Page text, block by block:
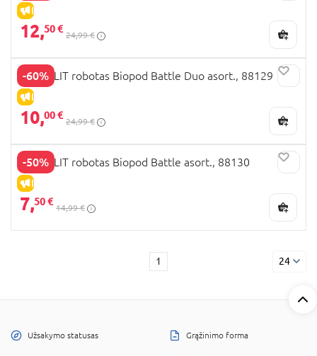
IŠPARDAVIMAS
12,50 €
24,99 €
-60%
IŠPARDAVIMAS
SILVERLIT robotas Biopod Battle Duo asort., 88129
10,00 €
24,99 €
-50%
IŠPARDAVIMAS
SILVERLIT robotas Biopod Battle asort., 88130
7,50 €
14,99 €
1 24
Užsakymo statusas Grąžinimo forma